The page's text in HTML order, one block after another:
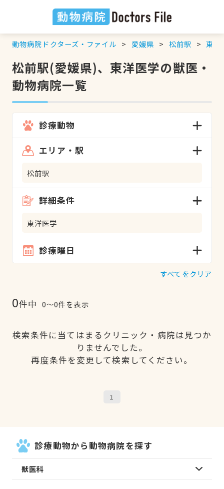
動物病院ドクターズ・ファイル 愛媛県 松前駅 東洋
松前駅(愛媛県)、東洋医学の獣医・
動物病院一覧
診療動物
エリア・駅
松前駅
詳細条件
東洋医学
診療曜日
すべてをクリア
0件中 0〜0件を表示
検索条件に当てはまるクリニック・病院は見つか
りませんでした。
再度条件を変更して検索してください。
1
診療動物から動物病院を探す
獣医科